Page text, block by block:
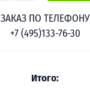
ЗАКАЗ ПО ТЕЛЕФОНУ
+7 (495)133-76-30
Итого: